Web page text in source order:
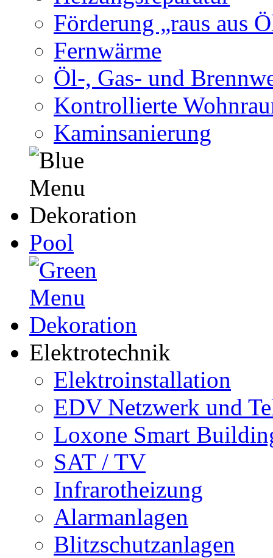
Förderung „raus aus
Fernwärme
Öl-, Gas- und
Kontrollierte
Kaminsanierung
Pool
Elektrotechnik
Elektroinstallation
EDV Netzwerk und
Loxone Smart
SAT / TV
Infrarotheizung
Alarmanlagen
Blitzschutzanlagen